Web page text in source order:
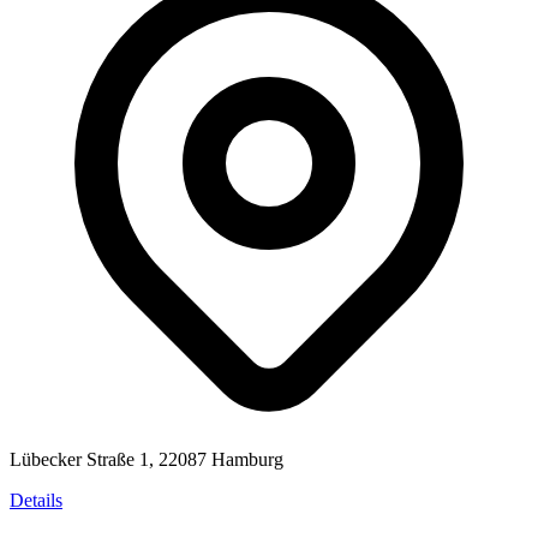
Lübecker Straße 1, 22087 Hamburg
Details